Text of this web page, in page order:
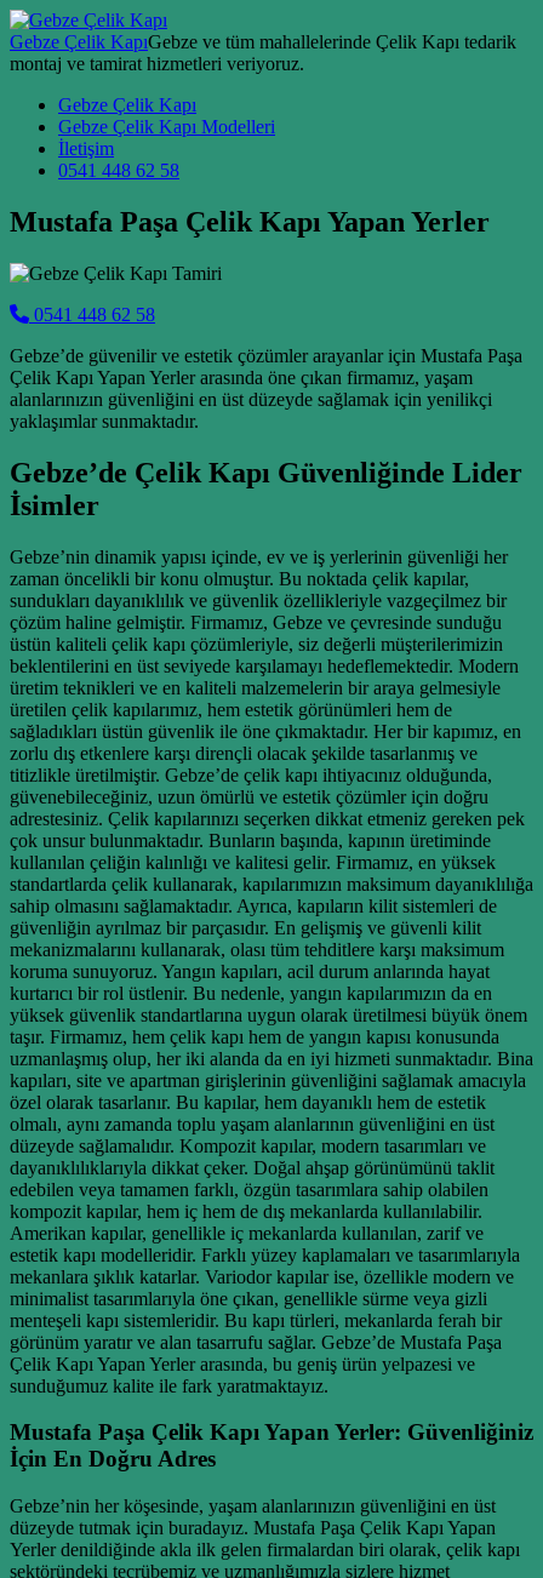
Skip to content
Gebze Çelik KapıGebze ve tüm mahallelerinde Çelik Kapı tedarik
montaj ve tamirat hizmetleri veriyoruz.
Main Navigation
Gebze Çelik Kapı
Gebze Çelik Kapı Modelleri
İletişim
0541 448 62 58
Mustafa Paşa Çelik Kapı Yapan Yerler
0541 448 62 58
Gebze’de güvenilir ve estetik çözümler arayanlar için Mustafa Paşa
Çelik Kapı Yapan Yerler arasında öne çıkan firmamız, yaşam
alanlarınızın güvenliğini en üst düzeyde sağlamak için yenilikçi
yaklaşımlar sunmaktadır.
Gebze’de Çelik Kapı Güvenliğinde Lider
İsimler
Gebze’nin dinamik yapısı içinde, ev ve iş yerlerinin güvenliği her
zaman öncelikli bir konu olmuştur. Bu noktada çelik kapılar,
sundukları dayanıklılık ve güvenlik özellikleriyle vazgeçilmez bir
çözüm haline gelmiştir. Firmamız, Gebze ve çevresinde sunduğu
üstün kaliteli çelik kapı çözümleriyle, siz değerli müşterilerimizin
beklentilerini en üst seviyede karşılamayı hedeflemektedir. Modern
üretim teknikleri ve en kaliteli malzemelerin bir araya gelmesiyle
üretilen çelik kapılarımız, hem estetik görünümleri hem de
sağladıkları üstün güvenlik ile öne çıkmaktadır. Her bir kapımız, en
zorlu dış etkenlere karşı dirençli olacak şekilde tasarlanmış ve
titizlikle üretilmiştir. Gebze’de çelik kapı ihtiyacınız olduğunda,
güvenebileceğiniz, uzun ömürlü ve estetik çözümler için doğru
adrestesiniz. Çelik kapılarınızı seçerken dikkat etmeniz gereken pek
çok unsur bulunmaktadır. Bunların başında, kapının üretiminde
kullanılan çeliğin kalınlığı ve kalitesi gelir. Firmamız, en yüksek
standartlarda çelik kullanarak, kapılarımızın maksimum dayanıklılığa
sahip olmasını sağlamaktadır. Ayrıca, kapıların kilit sistemleri de
güvenliğin ayrılmaz bir parçasıdır. En gelişmiş ve güvenli kilit
mekanizmalarını kullanarak, olası tüm tehditlere karşı maksimum
koruma sunuyoruz. Yangın kapıları, acil durum anlarında hayat
kurtarıcı bir rol üstlenir. Bu nedenle, yangın kapılarımızın da en
yüksek güvenlik standartlarına uygun olarak üretilmesi büyük önem
taşır. Firmamız, hem çelik kapı hem de yangın kapısı konusunda
uzmanlaşmış olup, her iki alanda da en iyi hizmeti sunmaktadır. Bina
kapıları, site ve apartman girişlerinin güvenliğini sağlamak amacıyla
özel olarak tasarlanır. Bu kapılar, hem dayanıklı hem de estetik
olmalı, aynı zamanda toplu yaşam alanlarının güvenliğini en üst
düzeyde sağlamalıdır. Kompozit kapılar, modern tasarımları ve
dayanıklılıklarıyla dikkat çeker. Doğal ahşap görünümünü taklit
edebilen veya tamamen farklı, özgün tasarımlara sahip olabilen
kompozit kapılar, hem iç hem de dış mekanlarda kullanılabilir.
Amerikan kapılar, genellikle iç mekanlarda kullanılan, zarif ve
estetik kapı modelleridir. Farklı yüzey kaplamaları ve tasarımlarıyla
mekanlara şıklık katarlar. Variodor kapılar ise, özellikle modern ve
minimalist tasarımlarıyla öne çıkan, genellikle sürme veya gizli
menteşeli kapı sistemleridir. Bu kapı türleri, mekanlarda ferah bir
görünüm yaratır ve alan tasarrufu sağlar. Gebze’de Mustafa Paşa
Çelik Kapı Yapan Yerler arasında, bu geniş ürün yelpazesi ve
sunduğumuz kalite ile fark yaratmaktayız.
Mustafa Paşa Çelik Kapı Yapan Yerler: Güvenliğiniz
İçin En Doğru Adres
Gebze’nin her köşesinde, yaşam alanlarınızın güvenliğini en üst
düzeyde tutmak için buradayız. Mustafa Paşa Çelik Kapı Yapan
Yerler denildiğinde akla ilk gelen firmalardan biri olarak, çelik kapı
sektöründeki tecrübemiz ve uzmanlığımızla sizlere hizmet